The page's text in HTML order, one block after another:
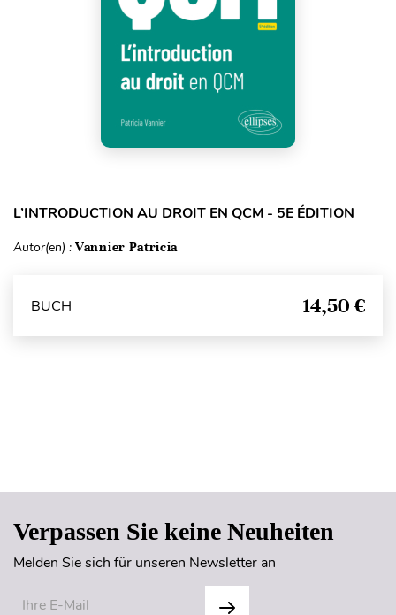
L’INTRODUCTION AU DROIT EN QCM - 5E ÉDITION
Autor(en) : Vannier Patricia
BUCH 14,50 €
Verpassen Sie keine Neuheiten
Melden Sie sich für unseren Newsletter an